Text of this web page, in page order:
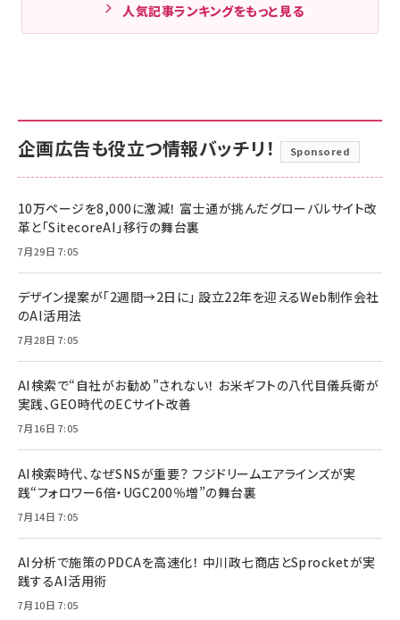
人気記事ランキングをもっと見る
企画広告も役立つ情報バッチリ！ Sponsored
10万ページを8,000に激減！ 富士通が挑んだグローバルサイト改
革と「SitecoreAI」移行の舞台裏
7月29日 7:05
デザイン提案が「2週間→2日に」 設立22年を迎えるWeb制作会社
のAI活用法
7月28日 7:05
AI検索で“自社がお勧め”されない！ お米ギフトの八代目儀兵衛が
実践、GEO時代のECサイト改善
7月16日 7:05
AI検索時代、なぜSNSが重要？ フジドリームエアラインズが実
践“フォロワー6倍・UGC200％増”の舞台裏
7月14日 7:05
AI分析で施策のPDCAを高速化！ 中川政七商店とSprocketが実
践するAI活用術
7月10日 7:05